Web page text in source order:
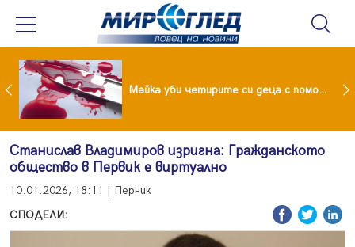
Проф.Кантарджиев: Пазете се от комарите и полово предаваните инфекции Майка уби четирите си деца с помощта на баба им, след което се самоуби
Станислав Владимиров изригна: Гражданското
общество в Первик е виртуално
10.01.2026, 18:11 | Перник
СПОДЕЛИ: